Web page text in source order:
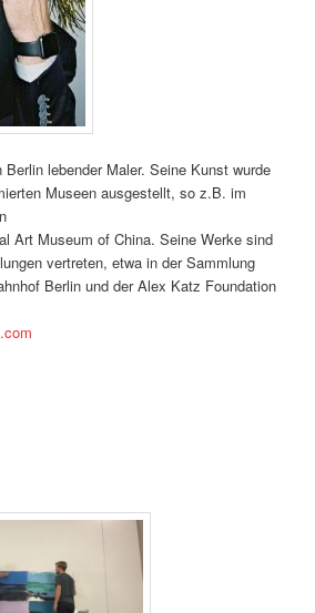
lebender Maler. Seine Kunst wurde
Museen ausgestellt, so z.B. im
Art Museum of China. Seine Werke sind
vertreten, etwa in der Sammlung
Berlin und der Alex Katz Foundation